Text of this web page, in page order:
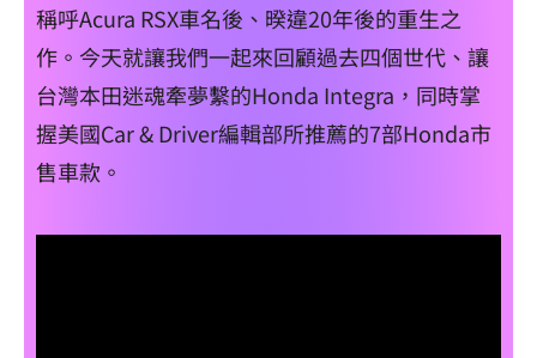
稱呼Acura RSX車名後、暌違20年後的重生之
作。今天就讓我們一起來回顧過去四個世代、讓
台灣本田迷魂牽夢繫的Honda Integra，同時掌
握美國Car & Driver編輯部所推薦的7部Honda市
售車款。